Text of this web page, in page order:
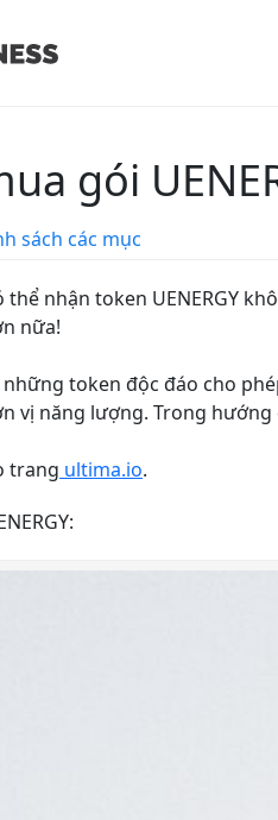
gói
sách các mục
thể nhận token UENERGY
nữa!
những token độc đáo cho
vị năng lượng. Trong hướng
trang ultima.io.